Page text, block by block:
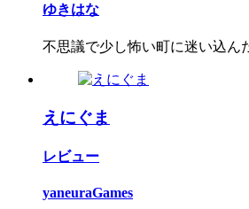
ゆきはな
不思議で少し怖い町に迷い込ん
えにぐま
レビュー
yaneuraGames